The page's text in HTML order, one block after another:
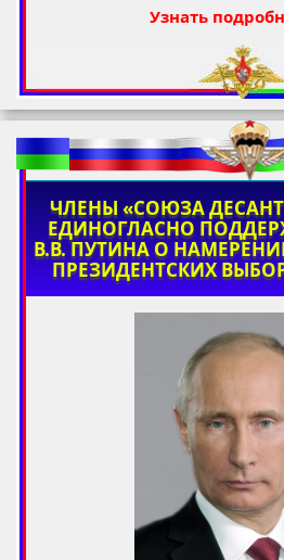
Узнать
ЧЛЕНЫ «СОЮЗА
ЕДИНОГЛАСНО
В.В. ПУТИНА О
ПРЕЗИДЕНТСКИХ